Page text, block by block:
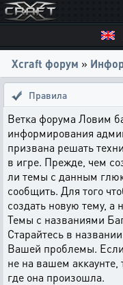
Xcraft форум »
Правила
Ветка форума Ловим
информирования
призвана решать
в игре. Прежде, чем
ли темы с данным
сообщить. Для того
создать новую тему, а
Темы с названиями
Старайтесь в
Вашей проблемы.
не на вашем аккаунте,
где она произошла.